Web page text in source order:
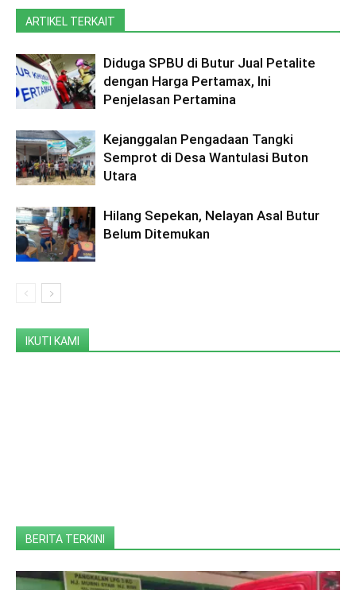
ARTIKEL TERKAIT
Diduga SPBU di Butur Jual Petalite
dengan Harga Pertamax, Ini
Penjelasan Pertamina
Kejanggalan Pengadaan Tangki
Semprot di Desa Wantulasi Buton
Utara
Hilang Sepekan, Nelayan Asal Butur
Belum Ditemukan
IKUTI KAMI
BERITA TERKINI